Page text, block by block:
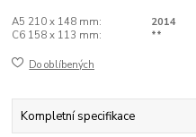
A5 210 x 148 mm:
2014
C6 158 x 113 mm:
**
Do oblíbených
Kompletní specifikace